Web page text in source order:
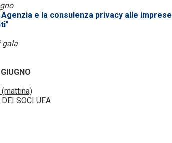
e la consulenza privacy alle imprese
gala
SOCI UEA